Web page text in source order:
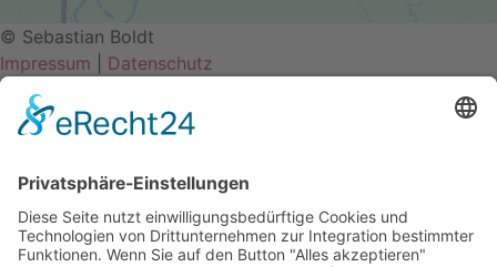
© Sebastian Boldt
Impressum
Datenschutz